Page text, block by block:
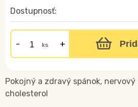
Dostupnosť:
ks
Pokojný a zdravý spánok,
cholesterol